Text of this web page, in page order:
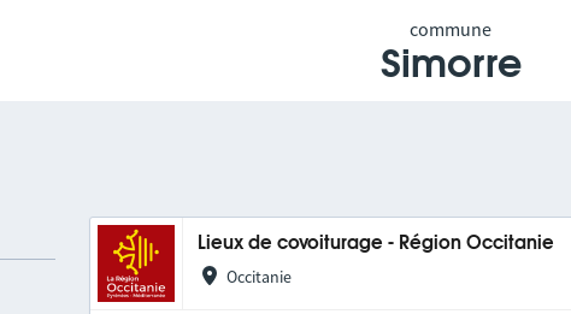
commune
Simorre
Lieux de covoiturage - Région Occitanie
Occitanie